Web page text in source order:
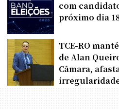
com
próximo dia
TCE-RO
de Alan
Câmara,